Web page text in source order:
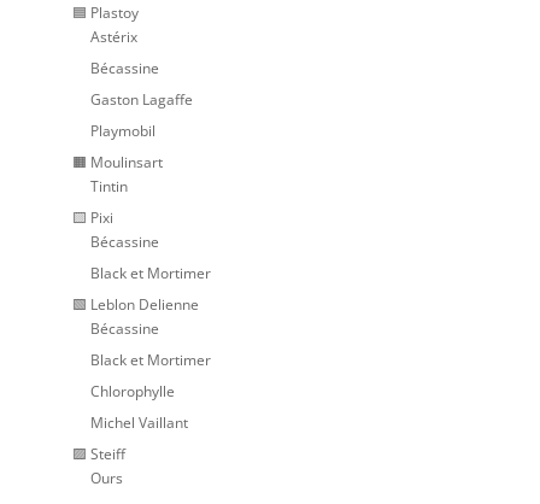
🟦 Plastoy
Astérix
Bécassine
Gaston Lagaffe
Playmobil
🟧 Moulinsart
Tintin
🟨 Pixi
Bécassine
Black et Mortimer
🟩 Leblon Delienne
Bécassine
Black et Mortimer
Chlorophylle
Michel Vaillant
🟪 Steiff
Ours